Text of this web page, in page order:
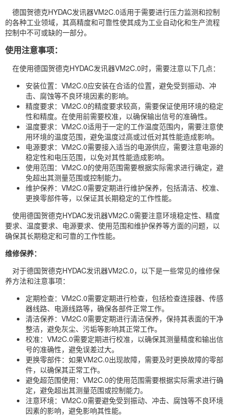
德国贺德克HYDAC发讯器VM2C.0适用于需要进行压力监测和控制
的各种工业领域，其高精度和可靠性使其成为工业自动化和生产流程
控制中不可或缺的一部分。
使用注意事项：
在使用德国贺德克HYDAC发讯器VM2C.0时，需要注意以下几点：
安装位置：VM2C.0应安装在合适的位置，避免受到振动、冲
击、腐蚀等不良环境因素的影响。
精度要求：VM2C.0的精度要求较高，需要保证使用环境的稳定
性和精度。在使用前需要校准，以确保输出信号的准确性。
温度要求：VM2C.0适用于一定的工作温度范围内，需要注意使
用环境的温度范围，避免温度过高或过低对其性能造成影响。
电源要求：VM2C.0需要接入适当的电源供应，需要注意电源的
稳定性和电压范围，以免对其性能造成影响。
使用范围：VM2C.0的使用范围需要根据实际需求进行确定，避
免超出其测量范围或控制能力。
维护保养：VM2C.0需要定期进行维护保养，包括清洁、校准、
更换零部件等，以保证其长期稳定的工作性能。
使用德国贺德克HYDAC发讯器VM2C.0需要注意环境稳定性、精度
要求、温度要求、电源要求、使用范围和维护保养等方面的问题，以
确保其长期稳定和可靠的工作性能。
维修保养：
对于德国贺德克HYDAC发讯器VM2C.0，以下是一些常见的维修保
养方法和注意事项：
定期检查：VM2C.0需要定期进行检查，包括检查连接器、传感
器线路、电源线路等，确保各部件正常工作。
清洁保养：VM2C.0需要定期进行清洁保养，保持其表面的干净
整洁，避免灰尘、污垢等影响其正常工作。
校准：VM2C.0需要定期进行校准，以确保其测量精度和输出信
号的准确性，避免误差过大。
更换零部件：如果VM2C.0出现故障，需要及时更换故障的零部
件，以确保其正常工作。
避免超范围使用：VM2C.0的使用范围需要根据实际需求进行确
定，避免超出其测量范围或控制能力。
注意环境：VM2C.0需要避免受到振动、冲击、腐蚀等不良环境
因素的影响，避免影响其性能。